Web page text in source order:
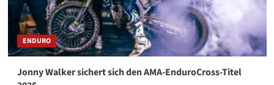
Gliwice
ENDURO
Jonny Walker sichert sich den AMA-EnduroCross-Titel